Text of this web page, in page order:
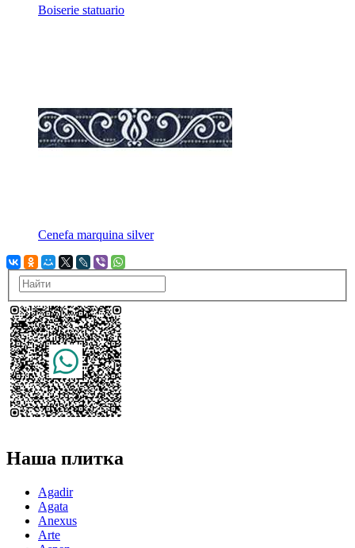
Boiserie statuario
Cenefa marquina silver
Наша плитка
Agadir
Agata
Anexus
Arte